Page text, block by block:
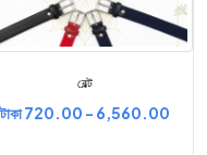
বেল্ট
টাকা 720.00 - 6,560.00